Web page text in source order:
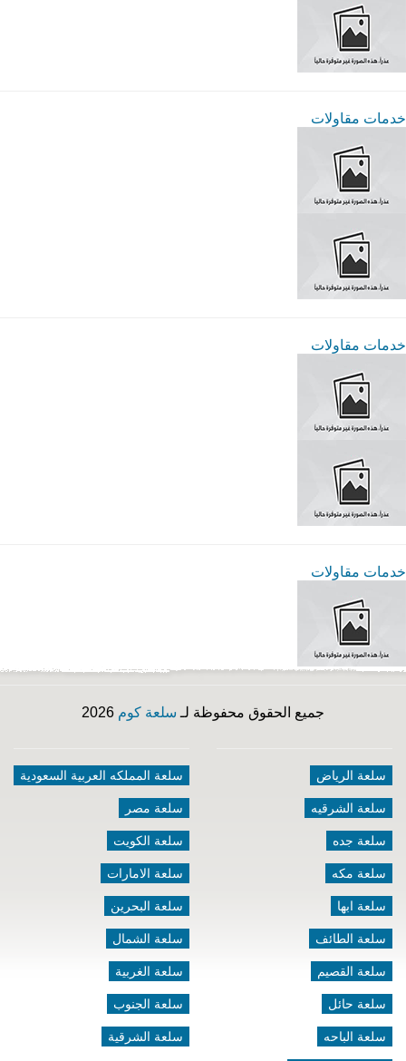
خدمات مقاولات
خدمات مقاولات
خدمات مقاولات
جميع الحقوق محفوظة لـ سلعة كوم
سلعة الرياض
سلعة الشرقيه
سلعة جده
سلعة مكه
سلعة ابها
سلعة الطائف
سلعة القصيم
سلعة حائل
سلعة الباحه
سلعة المملكه العربية السعودية
سلعة مصر
سلعة الكويت
سلعة الامارات
سلعة البحرين
سلعة الشمال
سلعة الغربية
سلعة الجنوب
سلعة الشرقية